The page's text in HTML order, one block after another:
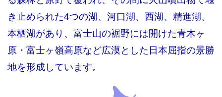
き止められた4つの湖、河口湖、西湖、精進湖、
本栖湖があり、富士山の裾野には開けた青木ヶ
原・富士ヶ嶺高原など広漠とした日本屈指の景勝
地を形成しています。